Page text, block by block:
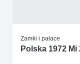
Zamki i pałace
Polska 1972 Mi